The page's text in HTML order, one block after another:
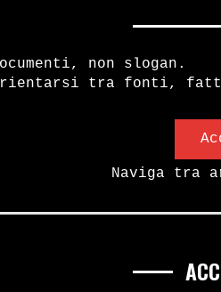
non slogan.
tra fonti,
Naviga tra